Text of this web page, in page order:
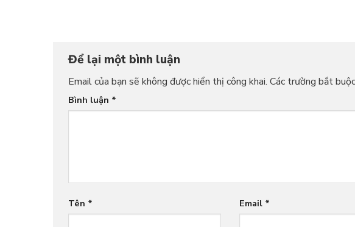
Để lại một bình luận
Email của bạn sẽ không được hiển thị công khai. Các trường bắt
Bình luận *
Tên * Email *